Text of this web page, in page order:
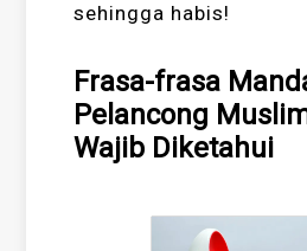
sehingga habis!
Frasa-frasa
Pelancong
Wajib Diketahui